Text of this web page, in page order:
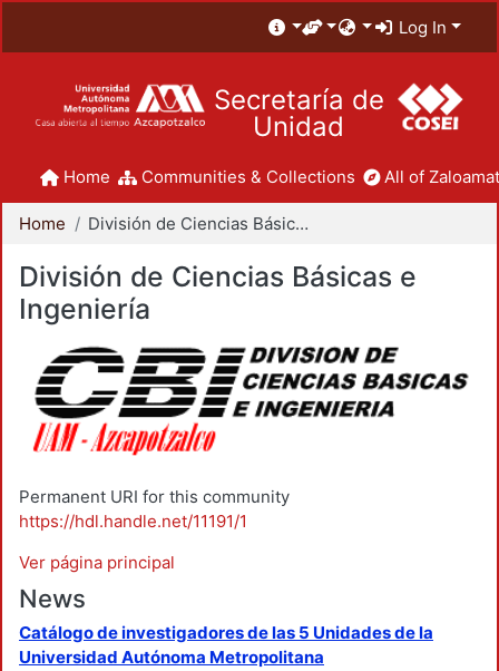
Log In
Secretaría de
Unidad
Home Communities & Collections All of
Home División de Ciencias Básicas e Ingeniería
División de Ciencias Básicas e
Ingeniería
Permanent URI for this community
https://hdl.handle.net/11191/1
Ver página principal
News
Catálogo de investigadores de las 5 Unidades de la
Universidad Autónoma Metropolitana